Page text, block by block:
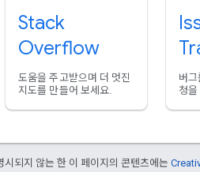
Stack
Overflow
도움을 주고받으며 더 멋진
지도를 만들어 보세요.
버
청을
시되지 않는 한 이 페이지의 콘텐츠에는